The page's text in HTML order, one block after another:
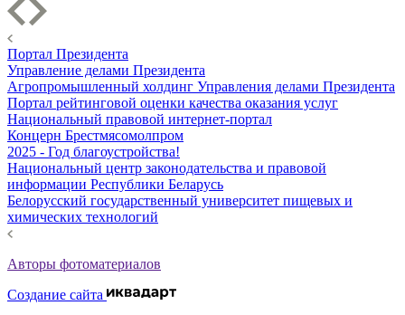
Портал Президента
Управление делами Президента
Агропромышленный холдинг Управления делами Президента
Портал рейтинговой оценки качества оказания услуг
Национальный правовой интернет-портал
Концерн Брестмясомолпром
2025 - Год благоустройства!
Национальный центр законодательства и правовой
информации Республики Беларусь
Белорусский государственный университет пищевых и
химических технологий
Авторы фотоматериалов
Создание сайта